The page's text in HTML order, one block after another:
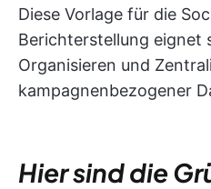
Diese Vorlage für die
Berichterstellung eignet
Organisieren und
kampagnenbezogener
Hier sind die